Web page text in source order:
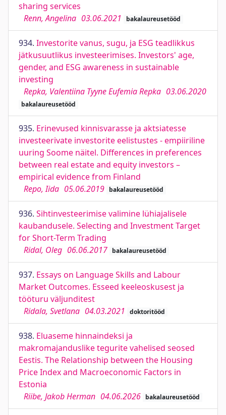
sharing services
Renn, Angelina 03.06.2021 bakalaureusetööd
934. Investorite vanus, sugu, ja ESG teadlikkus
jätkusuutlikus investeerimises. Investors' age,
gender, and ESG awareness in sustainable
investing
Repka, Valentiina Tyyne Eufemia Repka 03.06.2020
bakalaureusetööd
935. Erinevused kinnisvarasse ja aktsiatesse
investeerivate investorite eelistustes - empiiriline
uuring Soome näitel. Differences in preferences
between real estate and equity investors –
empirical evidence from Finland
Repo, Iida 05.06.2019 bakalaureusetööd
936. Sihtinvesteerimise valimine lühiajalisele
kaubandusele. Selecting and Investment Target
for Short-Term Trading
Ridal, Oleg 06.06.2017 bakalaureusetööd
937. Essays on Language Skills and Labour
Market Outcomes. Esseed keeleoskusest ja
tööturu väljunditest
Ridala, Svetlana 04.03.2021 doktoritööd
938. Eluaseme hinnaindeksi ja
makromajanduslike tegurite vahelised seosed
Eestis. The Relationship between the Housing
Price Index and Macroeconomic Factors in
Estonia
Riibe, Jakob Herman 04.06.2026 bakalaureusetööd